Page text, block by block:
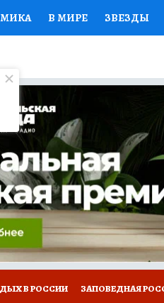
В МИРЕ ЗВЕЗДЫ
НАЦИОНАЛЬНЫЕ
СЕМЬЯ ЖЕНСКИЕ
СПЕЦПРОЕКТЫ ДЕФИЦИТ
РАБОТА У НАС ГИД
В РОССИИ ЗАПОВЕДНАЯ